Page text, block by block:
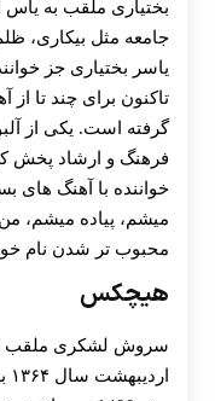
بختیاری ملقب به
جامعه مثل بیکاری،
یاسر بختیاری جز
تاکنون برای چند تا
گرفته است. یکی از
فرهنگ و ارشاد پخش
خواننده با آهنگ های
میشم، پیاده میشم،
محبوب تر شدن نام
هیچکس
سروش لشکری ملقب